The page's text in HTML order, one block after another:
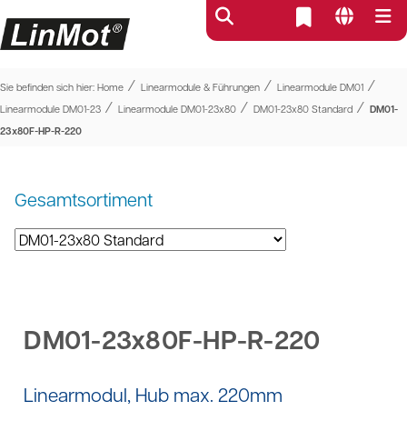
Sie befinden sich hier: Home ⁄ Linearmodule & Führungen ⁄ Linearmodule DM01 ⁄
Linearmodule DM01-23 ⁄ Linearmodule DM01-23x80 ⁄ DM01-23x80 Standard ⁄ DM01-
23x80F-HP-R-220
Gesamtsortiment
DM01-23x80F-HP-R-220
Linearmodul, Hub max. 220mm